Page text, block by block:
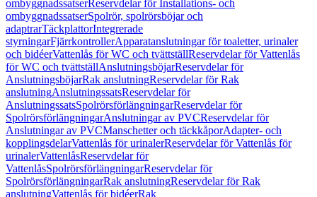
ombyggnadssatserReservdelar för Installations- och
ombyggnadssatserSpolrör, spolrörsböjar och
adaptrarTäckplattorIntegrerade
styrningarFjärrkontrollerApparatanslutningar för toaletter, urinaler
och bidéerVattenlås för WC och tvättställReservdelar för Vattenlås
för WC och tvättställAnslutningsböjarReservdelar för
AnslutningsböjarRak anslutningReservdelar för Rak
anslutningAnslutningssatsReservdelar för
AnslutningssatsSpolrörsförlängningarReservdelar för
SpolrörsförlängningarAnslutningar av PVCReservdelar för
Anslutningar av PVCManschetter och täckkåporAdapter- och
kopplingsdelarVattenlås för urinalerReservdelar för Vattenlås för
urinalerVattenlåsReservdelar för
VattenlåsSpolrörsförlängningarReservdelar för
SpolrörsförlängningarRak anslutningReservdelar för Rak
anslutningVattenlås för bidéerRak